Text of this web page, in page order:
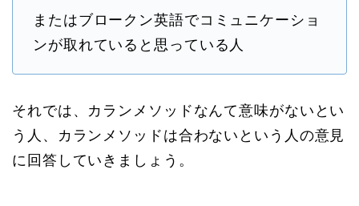
またはブロークン英語でコミュニケーショ
ンが取れていると思っている人
それでは、カランメソッドなんて意味がないとい
う人、カランメソッドは合わないという人の意見
に回答していきましょう。